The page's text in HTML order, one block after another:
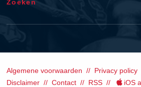
Zoeken
Algemene voorwaarden Privacy policy
Disclaimer
Contact RSS iOS